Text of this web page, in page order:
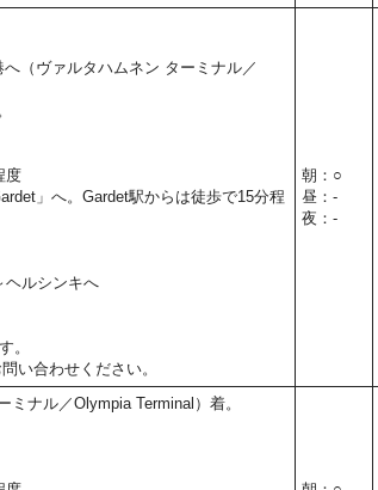
（ヴァルタハムネン ターミナル／
度
」へ。Gardet駅からは徒歩で15分程
ヘルシンキへ
。
い合わせください。
朝：○
昼：-
夜：-
ミナル／Olympia Terminal）着。